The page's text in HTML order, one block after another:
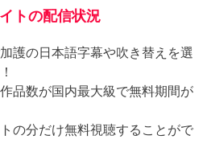
トの配信状況
護の日本語字幕や吹き替えを選
品数が国内最大級で無料期間が
の分だけ無料視聴することがで